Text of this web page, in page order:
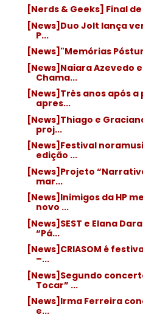
[Nerds & Geeks] Final
[News]Duo Jolt lança
P...
[News]"Memórias
[News]Naiara Azevedo
Chama...
[News]Três anos após
apres...
[News]Thiago e
proj...
[News]Festival
edição ...
[News]Projeto
mar...
[News]Inimigos da HP
novo ...
[News]SEST e Elana
“Pá...
[News]CRIASOM é
–...
[News]Segundo
Tocar” ...
[News]Irma Ferreira
e...